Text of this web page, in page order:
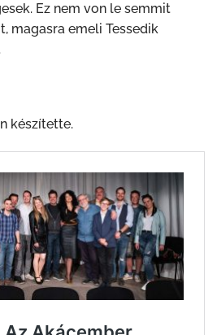
Ez nem von le semmit
magasra emeli Tessedik
készítette.